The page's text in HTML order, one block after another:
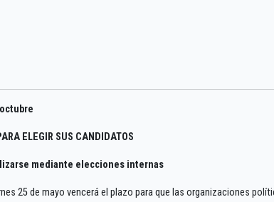
ELEGIR SUS CANDIDATOS
mediante elecciones internas
25 de mayo vencerá el plazo para que las organizaciones